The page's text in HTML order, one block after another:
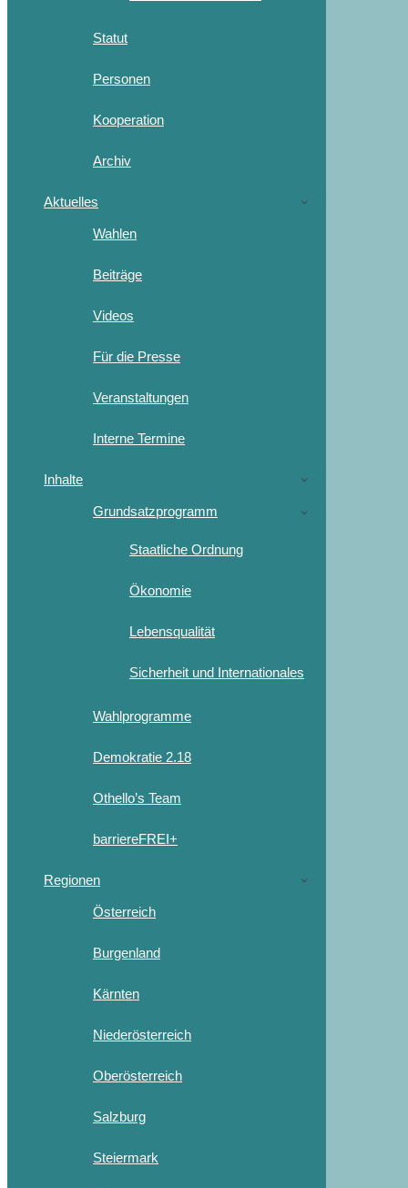
Statut
Personen
Kooperation
Archiv
Aktuelles
Wahlen
Beiträge
Videos
Für die Presse
Veranstaltungen
Interne Termine
Inhalte
Grundsatzprogramm
Staatliche Ordnung
Ökonomie
Lebensqualität
Sicherheit und Internationales
Wahlprogramme
Demokratie 2.18
Othello’s Team
barriereFREI+
Regionen
Österreich
Burgenland
Kärnten
Niederösterreich
Oberösterreich
Salzburg
Steiermark